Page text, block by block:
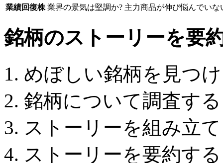
業績回復株 業界の景気は堅調か? 主力商品が伸び悩んでいな
銘柄のストーリーを要
めぼしい銘柄を見つ
銘柄について調査する
ストーリーを組み立
ストーリーを要約する